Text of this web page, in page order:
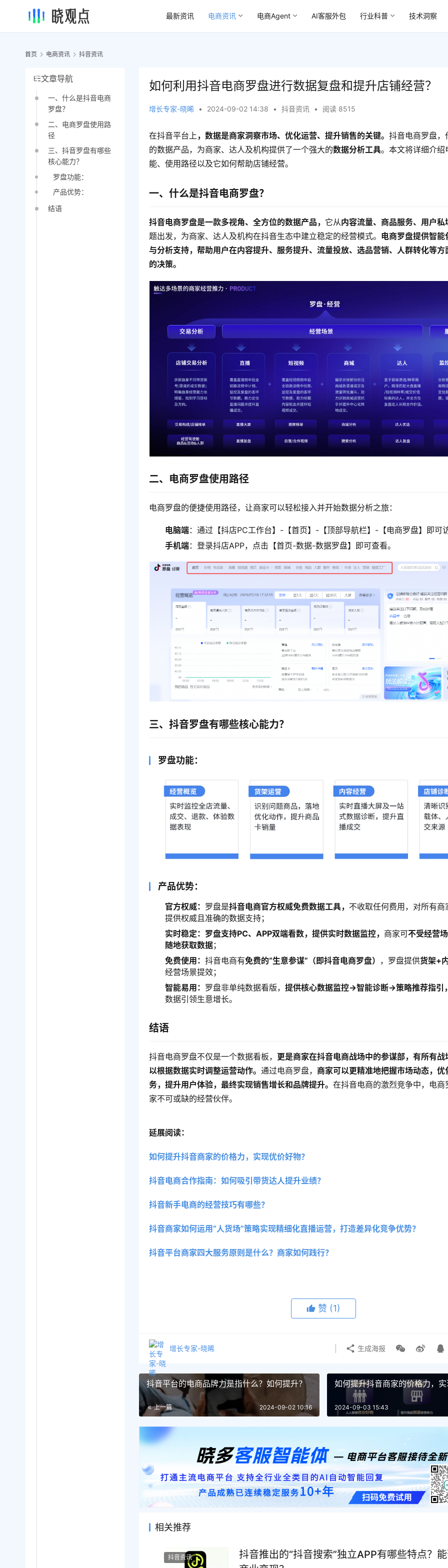
最新资讯 电商资讯 电商Agent AI客服外包 行业科普 技术洞察
首页 电商资讯 抖音资讯
文章导航
一、什么是抖音电商
罗盘？
二、电商罗盘使用路
径
三、抖音罗盘有哪些
核心能力？
罗盘功能：
产品优势：
结语
如何利用抖音电商罗盘进行数据复盘和提升店铺经营？
增长专家-晓晞 • 2024-09-02 14:38 • 抖音资讯 • 阅读 8515
在抖音平台上 ，数据是商家洞察市场、优化运营、提升销售的关键。抖音电商罗盘，
的数据产品，为商家、达人及机构提供了一个强大的数据分析工具。本文将详细介绍
能、使用路径以及它如何帮助店铺经营。
一、什么是抖音电商罗盘？
抖音电商罗盘是一款多视角、全方位的数据产品， 它从内容流量、商品服务、用户私
题出发，为商家、达人及机构在抖音生态中建立稳定的经营模式。 电商罗盘提供智能
与分析支持，帮助用户在内容提升、服务提升、流量投放、选品营销、人群转化等方
的决策。
二、电商罗盘使用路径
电商罗盘的便捷使用路径，让商家可以轻松接入并开始数据分析之旅：
电脑端：通过【抖店PC工作台】-【首页】-【顶部导航栏】-【电商罗盘】即可
手机端：登录抖店APP，点击【首页-数据-数据罗盘】即可查看。
三、抖音罗盘有哪些核心能力？
罗盘功能：
产品优势：
官方权威： 罗盘是抖音电商官方权威免费数据工具， 不收取任何费用，对所有商
提供权威且准确的数据支持；
实时稳定：罗盘支持PC、APP双端看数，提供实时数据监控， 商家可不受经营
随地获取数据；
免费使用：抖音电商有免费的“生意参谋”（即抖音电商罗盘） ，罗盘提供货架+
经营场景提效；
智能易用： 罗盘非单纯数据看版，提供核心数据监控->智能诊断->策略推荐指引
数据引领生意增长。
结语
抖音电商罗盘不仅是一个数据看板， 更是商家在抖音电商战场中的参谋部，有所有战
以根据数据实时调整运营动作。通过电商罗盘，商家可以更精准地把握市场动态，优
务，提升用户体验，最终实现销售增长和品牌提升。在抖音电商的激烈竞争中，电商
家不可或缺的经营伙伴。
延展阅读：
如何提升抖音商家的价格力，实现优价好物？
抖音电商合作指南：如何吸引带货达人提升业绩？
抖音新手电商的经营技巧有哪些？
抖音商家如何运用“人货场”策略实现精细化直播运营，打造差异化竞争优势？
抖音平台商家四大服务原则是什么？商家如何践行？
赞 (1)
增长专家-晓晞 生成海报
抖音平台的电商品牌力是指什么？如何提升？
上一篇 2024-09-02 10:16
如何提升抖音商家的价格力，
2024-09-03 15:43
相关推荐
抖音资讯
抖音推出的“抖音搜索”独立APP有哪些特点？